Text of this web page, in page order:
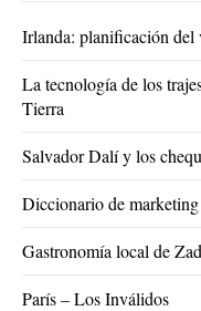
Irlanda: planificación
La tecnología de los
Tierra
Salvador Dalí y los
Diccionario de
Gastronomía local de
París – Los Inválidos